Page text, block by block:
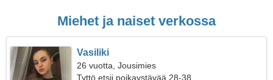
Miehet ja naiset verkossa
Vasiliki
26 vuotta, Jousimies
Tyttö etsii poikaystävää 28-38